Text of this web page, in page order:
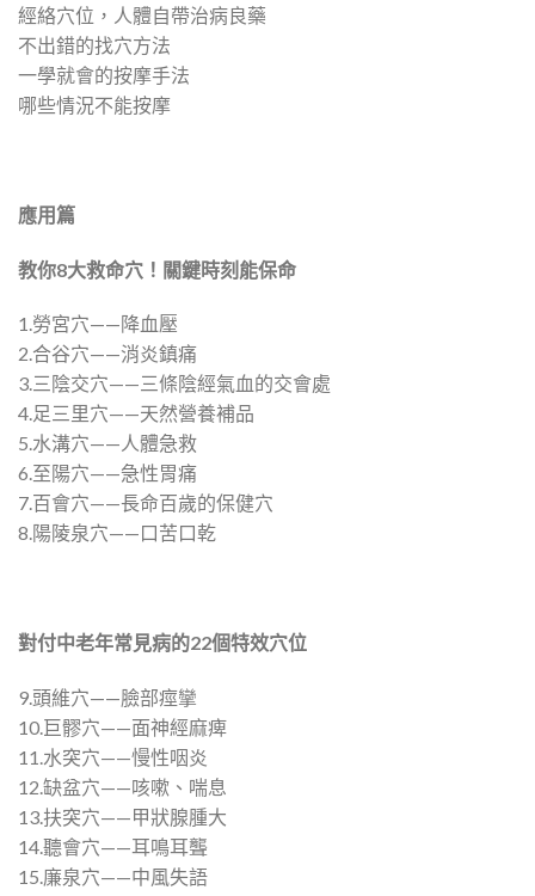
經絡穴位，人體自帶治病良藥
不出錯的找穴方法
一學就會的按摩手法
哪些情況不能按摩
應用篇
教你8大救命穴！關鍵時刻能保命
1.勞宮穴——降血壓
2.合谷穴——消炎鎮痛
3.三陰交穴——三條陰經氣血的交會處
4.足三里穴——天然營養補品
5.水溝穴——人體急救
6.至陽穴——急性胃痛
7.百會穴——長命百歲的保健穴
8.陽陵泉穴——口苦口乾
對付中老年常見病的22個特效穴位
9.頭維穴——臉部痙攣
10.巨髎穴——面神經麻痺
11.水突穴——慢性咽炎
12.缺盆穴——咳嗽、喘息
13.扶突穴——甲狀腺腫大
14.聽會穴——耳鳴耳聾
15.廉泉穴——中風失語